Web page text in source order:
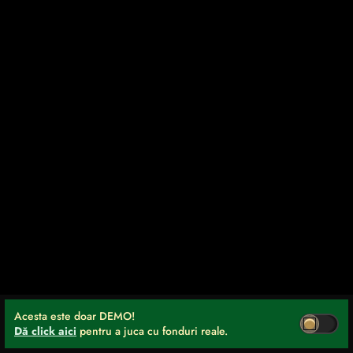
Acesta este doar DEMO!
Dă click aici pentru a juca cu fonduri reale.